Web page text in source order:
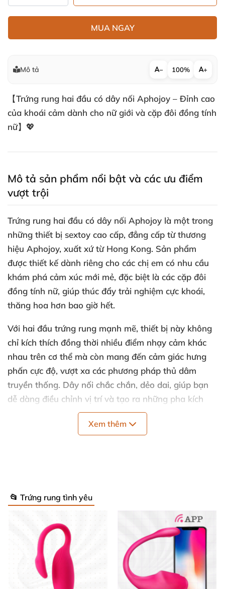
MUA NGAY
Mô tả − 100% +
【Trứng rung hai đầu có dây nối Aphojoy – Đỉnh cao
của khoái cảm dành cho nữ giới và cặp đôi đồng tính
nữ】💖
Mô tả sản phẩm nổi bật và các ưu điểm
vượt trội
Trứng rung hai đầu có dây nối Aphojoy là một trong
những thiết bị sextoy cao cấp, đẳng cấp từ thương
hiệu Aphojoy, xuất xứ từ Hong Kong. Sản phẩm
được thiết kế dành riêng cho các chị em có nhu cầu
khám phá cảm xúc mới mẻ, đặc biệt là các cặp đôi
đồng tính nữ, giúp thúc đẩy trải nghiệm cực khoái,
thăng hoa hơn bao giờ hết.
Với hai đầu trứng rung mạnh mẽ, thiết bị này không
chỉ kích thích đồng thời nhiều điểm nhạy cảm khác
nhau trên cơ thể mà còn mang đến cảm giác hưng
phấn cực độ, vượt xa các phương pháp thủ dâm
truyền thống. Dây nối chắc chắn, dẻo dai, giúp bạn
dễ dàng điều chỉnh vị trí và tạo ra những pha kích
vẫn đảm bảo thoải mái, không gây khó chịu. Bề mặt
nhám tăng ma sát, giúp quá trình thủ dâm trở nên
mượt mà, tự nhiên hơn.
Chế độ rung đa dạng
gồm 7 chế độ khác nhau, phù
hợp mọi sở thích từ nhẹ nhàng tới mạnh mẽ, tạo điều
kiện để bạn tự do lựa chọn chế độ phù hợp với cảm
Xem thêm
📂 Trứng rung tình yêu